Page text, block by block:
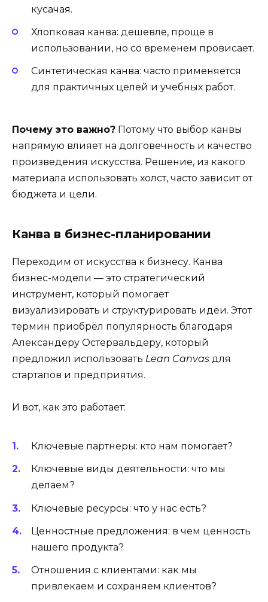
кусачая.
Хлопковая канва: дешевле, проще в
использовании, но со временем провисает.
Синтетическая канва: часто применяется
для практичных целей и учебных работ.
Почему это важно? Потому что выбор канвы
напрямую влияет на долговечность и качество
произведения искусства. Решение, из какого
материала использовать холст, часто зависит от
бюджета и цели.
Канва в бизнес-планировании
Переходим от искусства к бизнесу. Канва
бизнес-модели — это стратегический
инструмент, который помогает
визуализировать и структурировать идеи. Этот
термин приобрёл популярность благодаря
Александеру Остервальдеру, который
предложил использовать Lean Canvas для
стартапов и предприятия.
И вот, как это работает:
Ключевые партнеры: кто нам помогает?
Ключевые виды деятельности: что мы
делаем?
Ключевые ресурсы: что у нас есть?
Ценностные предложения: в чем ценность
нашего продукта?
Отношения с клиентами: как мы
привлекаем и сохраняем клиентов?